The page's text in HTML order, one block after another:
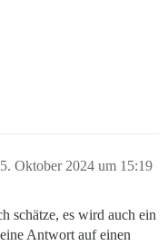
Oktober 2024 um 15:19
schätze, es wird auch ein
Antwort auf einen